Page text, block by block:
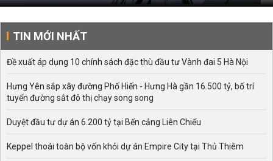
TIN MỚI NHẤT
Đề xuất áp dụng 10 chính sách đặc thù đầu tư Vành đai 5 Hà Nội
Hưng Yên sắp xây đường Phố Hiến - Hưng Hà gần 16.500 tỷ, bố trí
tuyến đường sắt đô thị chạy song song
Duyệt đầu tư dự án 6.200 tỷ tại Bến cảng Liên Chiểu
Keppel thoái toàn bộ vốn khỏi dự án Empire City tại Thủ Thiêm